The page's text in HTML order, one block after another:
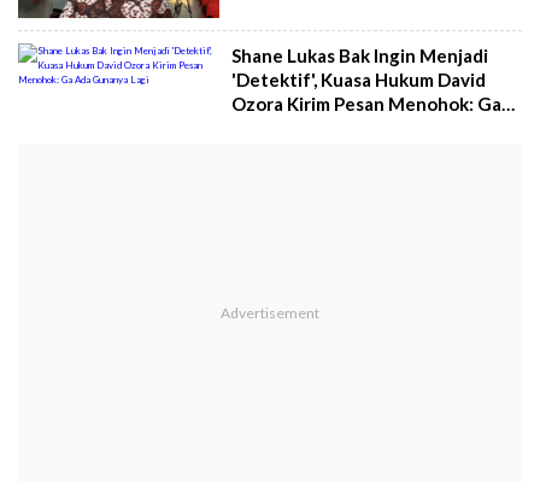
Shane Lukas Bak Ingin Menjadi
'Detektif', Kuasa Hukum David
Ozora Kirim Pesan Menohok: Ga